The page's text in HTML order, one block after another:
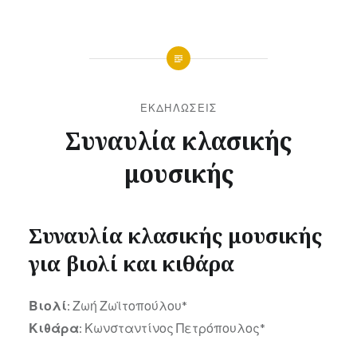
ΕΚΔΗΛΏΣΕΙΣ
Συναυλία κλασικής
μουσικής
από
τον/
την
JANOKARY
ΑΥΓΟΎΣΤΟΥ,
2020
Συναυλία κλασικής μουσικής
για βιολί και κιθάρα
Βιολί: Ζωή Ζωϊτοπούλου*
Κιθάρα: Κωνσταντίνος Πετρόπουλος*